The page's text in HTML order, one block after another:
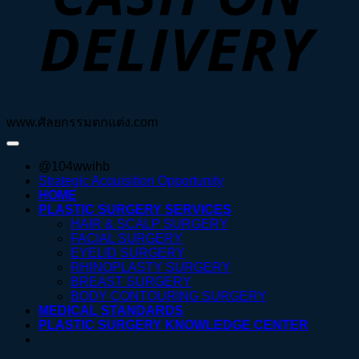
www.ศัลยกรรมตกแต่ง.com
@104wwihb
Strategic Acquisition Opportunity
HOME
PLASTIC SURGERY SERVICES
HAIR & SCALP SURGERY
FACIAL SURGERY
EYELID SURGERY
RHINOPLASTY SURGERY
BREAST SURGERY
BODY CONTOURING SURGERY
MEDICAL STANDARDS
PLASTIC SURGERY KNOWLEDGE CENTER